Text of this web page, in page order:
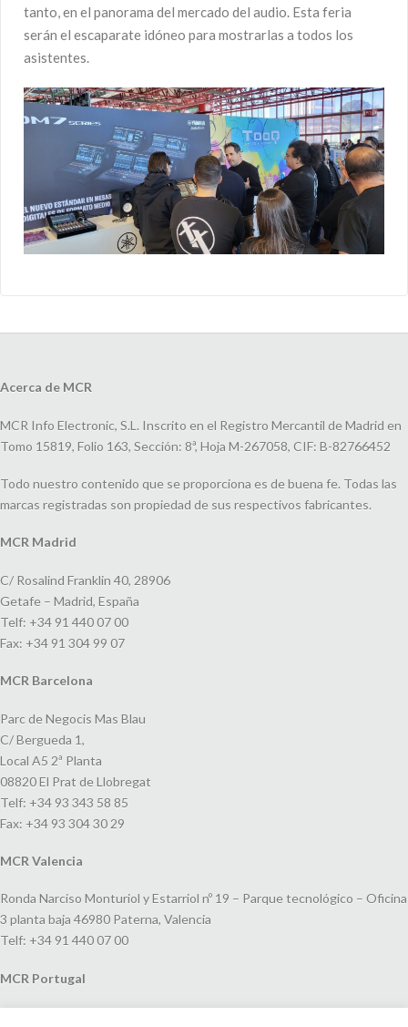
tanto, en el panorama del mercado del audio. Esta feria
serán el escaparate idóneo para mostrarlas a todos los
asistentes.
Acerca de MCR
MCR Info Electronic, S.L. Inscrito en el Registro Mercantil de Madrid en
Tomo 15819, Folio 163, Sección: 8ª, Hoja M-267058, CIF: B-82766452
Todo nuestro contenido que se proporciona es de buena fe. Todas las
marcas registradas son propiedad de sus respectivos fabricantes.
MCR Madrid
C/ Rosalind Franklin 40, 28906
Getafe – Madrid, España
Telf: +34 91 440 07 00
Fax: +34 91 304 99 07
MCR Barcelona
Parc de Negocis Mas Blau
C/ Bergueda 1,
Local A5 2ª Planta
08820 El Prat de Llobregat
Telf: +34 93 343 58 85
Fax: +34 93 304 30 29
MCR Valencia
Ronda Narciso Monturiol y Estarriol nº 19 – Parque tecnológico – Oficina
3 planta baja 46980 Paterna, Valencia
Telf: +34 91 440 07 00
MCR Portugal